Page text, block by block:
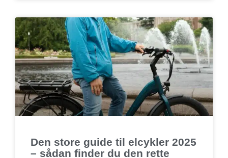
Den store guide til elcykler 2025
– sådan finder du den rette